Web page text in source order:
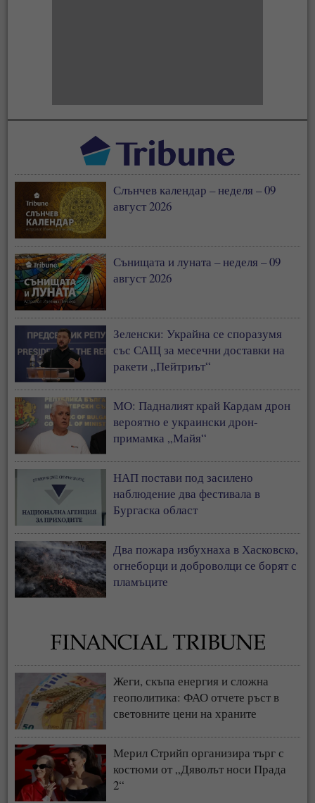
Слънчев календар – неделя – 09
август 2026
Сънищата и луната – неделя – 09
август 2026
Зеленски: Украйна се споразумя
със САЩ за месечни доставки на
ракети „Пейтриът“
МО: Падналият край Кардам дрон
вероятно е украински дрон-
примамка „Майя“
НАП постави под засилено
наблюдение два фестивала в
Бургаска област
Два пожара избухнаха в Хасковско,
огнеборци и доброволци се борят с
пламъците
Жеги, скъпа енергия и сложна
геополитика: ФАО отчете ръст в
световните цени на храните
Мерил Стрийп организира търг с
костюми от „Дяволът носи Прада
2“